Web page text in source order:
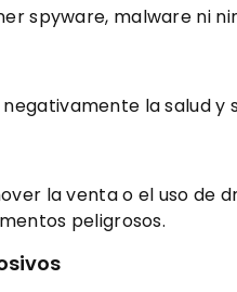
spyware, malware ni
la salud y
la venta o el uso
peligrosos.